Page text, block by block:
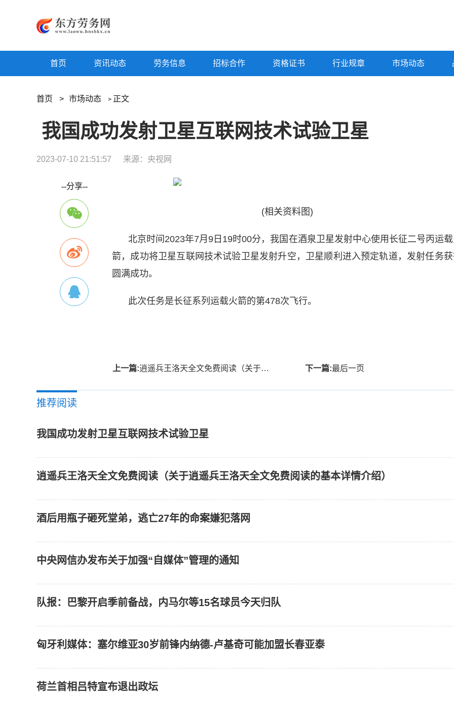
首页 资讯动态 劳务信息 招标合作 资格证书 行业规章 市场动态
首页 > 市场动态 > 正文
我国成功发射卫星互联网技术试验卫星
2023-07-10 21:51:57 来源：央视网
--分享--
(相关资料图)
北京时间2023年7月9日19时00分，我国在酒泉卫星发射中心使用长征二号丙运
箭，成功将卫星互联网技术试验卫星发射升空，卫星顺利进入预定轨道，发射任务
圆满成功。
此次任务是长征系列运载火箭的第478次飞行。
上一篇:逍遥兵王洛天全文免费阅读（关于逍遥兵王洛天全文免费阅读的基本详情介绍） 下一篇:最后一页
推荐阅读
我国成功发射卫星互联网技术试验卫星
逍遥兵王洛天全文免费阅读（关于逍遥兵王洛天全文免费阅读的基本详情介绍）
酒后用瓶子砸死堂弟，逃亡27年的命案嫌犯落网
中央网信办发布关于加强“自媒体”管理的通知
队报：巴黎开启季前备战，内马尔等15名球员今天归队
匈牙利媒体：塞尔维亚30岁前锋内纳德-卢基奇可能加盟长春亚泰
荷兰首相吕特宣布退出政坛